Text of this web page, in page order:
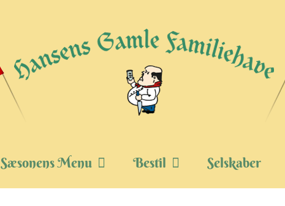
Sæsonens Menu Bestil Selskaber